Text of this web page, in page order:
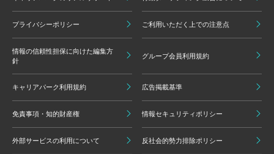
プライバシーポリシー ご利用いただく上での注意点
情報の信頼性担保に向けた編集方
針
グループ会員利用規約
キャリアパーク利用規約 広告掲載基準
免責事項・知的財産権 情報セキュリティポリシー
外部サービスの利用について 反社会的勢力排除ポリシー